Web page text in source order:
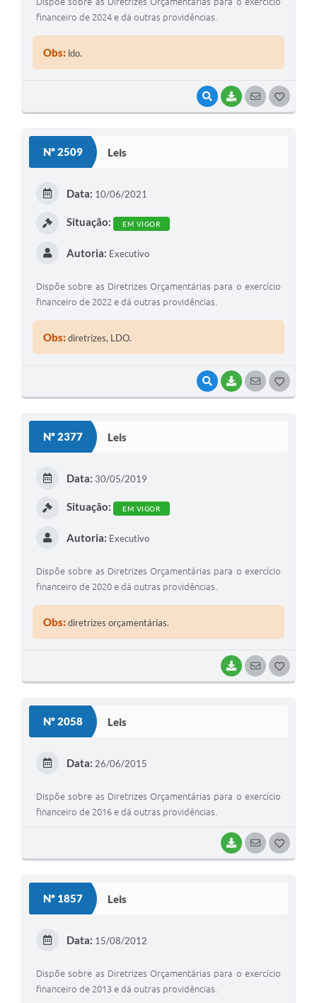
VISUALIZAR
BAIXARSEGUIR
financeiro de 2024 e dá outras providências.
Obs: ldo.
Nº 2509 Leis
VISUALIZAR
BAIXARSEGUIR
Data: 10/06/2021
Situação: EM VIGOR
Autoria: Executivo
Dispõe sobre as Diretrizes Orçamentárias para o exercício
financeiro de 2022 e dá outras providências.
Obs:diretrizes, LDO.
Nº 2377 Leis
BAIXARSEGUIR
Data: 30/05/2019
Situação: EM VIGOR
Autoria: Executivo
Dispõe sobre as Diretrizes Orçamentárias para o exercício
financeiro de 2020 e dá outras providências.
Obs:diretrizes orçamentárias.
Nº 2058 Leis
BAIXARSEGUIR
Data: 26/06/2015
Dispõe sobre as Diretrizes Orçamentárias para o exercício
financeiro de 2016 e dá outras providências.
Nº 1857 Leis
Data: 15/08/2012
Dispõe sobre as Diretrizes Orçamentárias para o exercício
financeiro de 2013 e dá outras providências.